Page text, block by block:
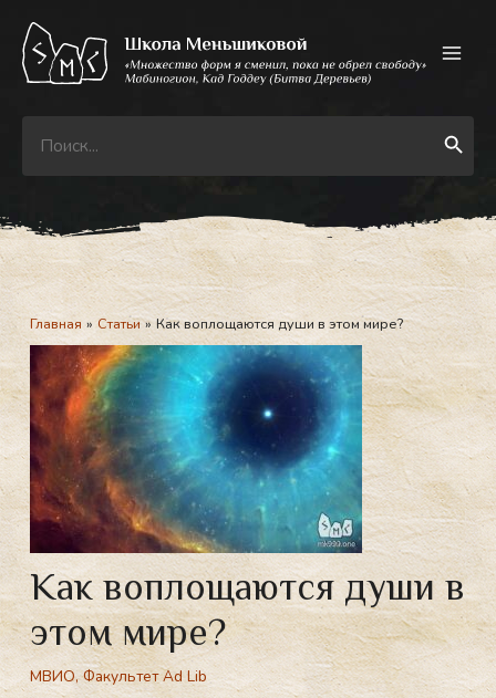
содержимому
Search
for:
Search Button
Главная Статьи Как воплощаются души в этом мире?
Как воплощаются души в
этом мире?
МВИО,Факультет Ad Lib